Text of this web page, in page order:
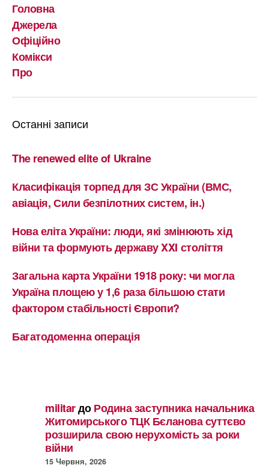
Головна
Джерела
Офіційно
Комікси
Про
Останні записи
The renewed elite of Ukraine
Класифікація торпед для ЗС України (ВМС,
авіація, Сили безпілотних систем, ін.)
Нова еліта України: люди, які змінюють хід
війни та формують державу XXI століття
Загальна карта України 1918 року: чи могла
Україна площею у 1,6 раза більшою стати
фактором стабільності Європи?
Багатодоменна операція
militarдоРодина заступника начальника
Житомирського ТЦК Бєланова суттєво
розширила свою нерухомість за роки
війни
15 Червня, 2026